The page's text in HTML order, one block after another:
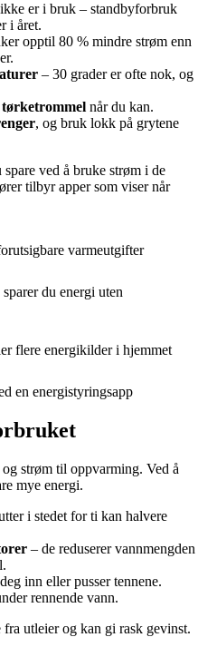
er i bruk – standbyforbruk
i året.
opptil 80 % mindre strøm enn
– 30 grader er ofte nok, og
når du kan.
, og bruk lokk på grytene
ved å bruke strøm i de
tilbyr apper som viser når
varmeutgifter
du energi uten
flere energikilder i hjemmet
en energistyringsapp
strøm til oppvarming. Ved å
mye energi.
i stedet for ti kan halvere
– de reduserer vannmengden
inn eller pusser tennene.
rennende vann.
utleier og kan gi rask gevinst.